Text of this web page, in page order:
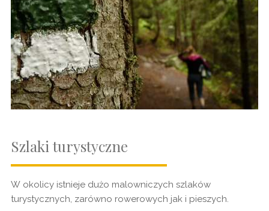
Szlaki turystyczne
W okolicy istnieje dużo malowniczych szlaków
turystycznych, zarówno rowerowych jak i pieszych.